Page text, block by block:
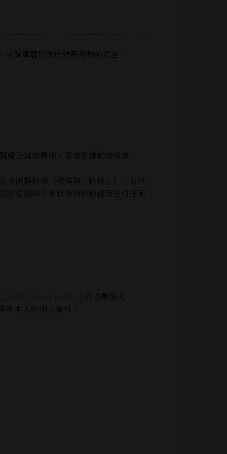
保障寵物及待領養動物的安全。
療及其他費用。香港愛護動物協會
多媒體錄像（統稱為「錄像」），並可
意愛協將不會就使用該錄像而支付任何
) 的收集個人
本人的個人資料。